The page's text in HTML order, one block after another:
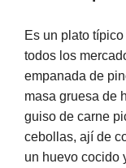
Es un plato
todos los
empanada de
masa gruesa de
guiso de carne
cebollas, ají de
un huevo cocido